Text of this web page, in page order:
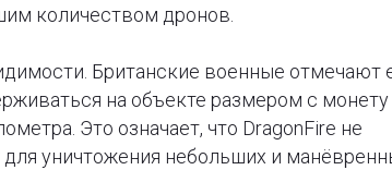
количеством дронов.
Британские военные отмечают
на объекте размером с монету
Это означает, что DragonFire не
уничтожения небольших и